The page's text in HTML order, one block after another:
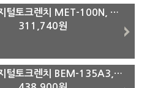
[블루텍/]디지털토크렌치 MET-100N, MET-100NS MET-100NS
311,740원
[블루텍/]디지털토크렌치 BEM-135A3, BEM-200A4 BEM-200A4